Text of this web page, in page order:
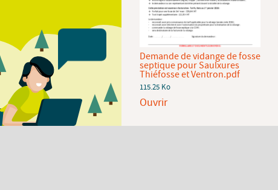
Demande de raccordement
au réseau d'eau potable de la
CCHV.pdf
92.94 Ko
Ouvrir
Demande de vidange de fosse
septique pour Saulxures
Thiéfosse et Ventron.pdf
115.25 Ko
Ouvrir